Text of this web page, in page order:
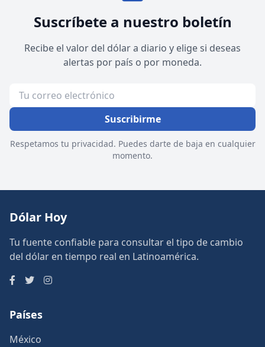
Suscríbete a nuestro boletín
Recibe el valor del dólar a diario y elige si deseas
alertas por país o por moneda.
Suscribirme
Respetamos tu privacidad. Puedes darte de baja en cualquier
momento.
Dólar Hoy
Tu fuente confiable para consultar el tipo de cambio
del dólar en tiempo real en Latinoamérica.
Países
México